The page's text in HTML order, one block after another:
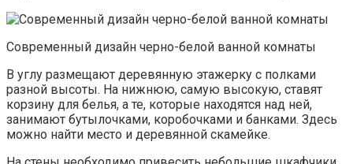
Современный дизайн черно-белой ванной комнаты
В углу размещают деревянную этажерку с полками
разной высоты. На нижнюю, самую высокую, ставят
корзину для белья, а те, которые находятся над ней,
занимают бутылочками, коробочками и банками. Здесь
можно найти место и деревянной скамейке.